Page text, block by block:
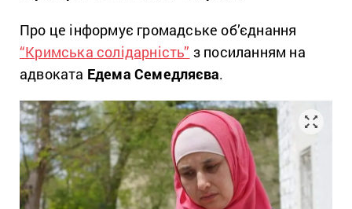
Про це інформує громадське об’єднання
“Кримська солідарність” з посиланням на
адвоката Едема Семедляєва.